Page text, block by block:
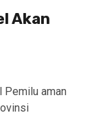
Akan
Pemilu aman